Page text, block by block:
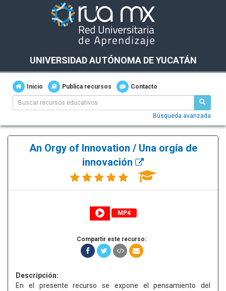
UNIVERSIDAD AUTÓNOMA DE YUCATÁN
Inicio Publica recursos Contacto
Búsqueda avanzada
An Orgy of Innovation / Una orgía de
innovación
MP4
Compartir este recurso:
Descripción:
En el presente recurso se expone el pensamiento del